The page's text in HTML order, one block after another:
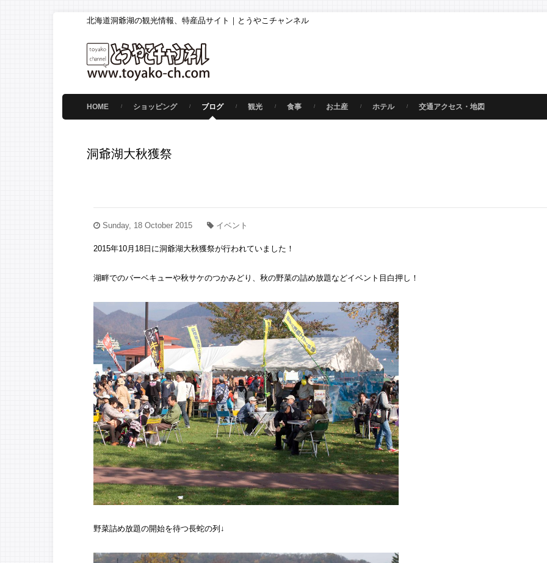
北海道洞爺湖の観光情報、特産品サイト｜とうやこチャンネル
HOME ショッピング ブログ 観光 食事 お土産 ホテル 交通アクセス・地図
洞爺湖大秋獲祭
Sunday, 18 October 2015 イベント
2015年10月18日に洞爺湖大秋獲祭が行われていました！
湖畔でのバーベキューや秋サケのつかみどり、秋の野菜の詰め放題などイベント目白押し！
野菜詰め放題の開始を待つ長蛇の列↓